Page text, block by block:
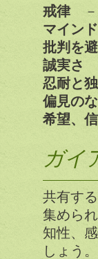
戒律－
マイン
批判を
誠実さ
忍耐と
偏見の
希望、
ガイ
共有す
集めら
知性、
しょう。